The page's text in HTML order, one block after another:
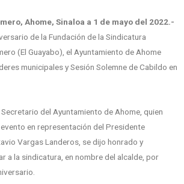
Ahome, Sinaloa a 1 de mayo del 2022.-
de la Fundación de la Sindicatura
(El Guayabo), el Ayuntamiento de Ahome
municipales y Sesión Solemne de Cabildo en
del Ayuntamiento de Ahome, quien
en representación del Presidente
Vargas Landeros, se dijo honrado y
a la sindicatura, en nombre del alcalde, por